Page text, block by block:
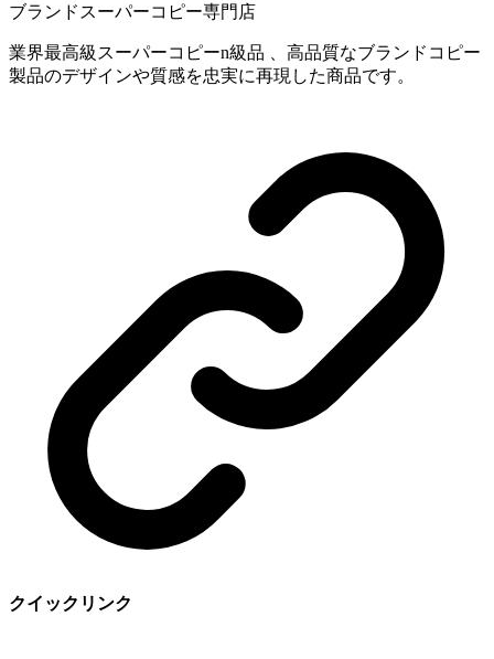
ブランドスーパーコピー専門店
業界最高級スーパーコピーn級品 、高品質なブランドコピー
製品のデザインや質感を忠実に再現した商品です。
クイックリンク